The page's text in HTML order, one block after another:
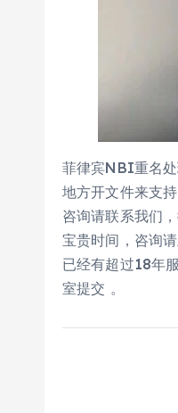
菲律宾NBI重名
地方开文件来支
咨询请联系我们
宝贵时间，咨询
已经有超过18年
室提交 。